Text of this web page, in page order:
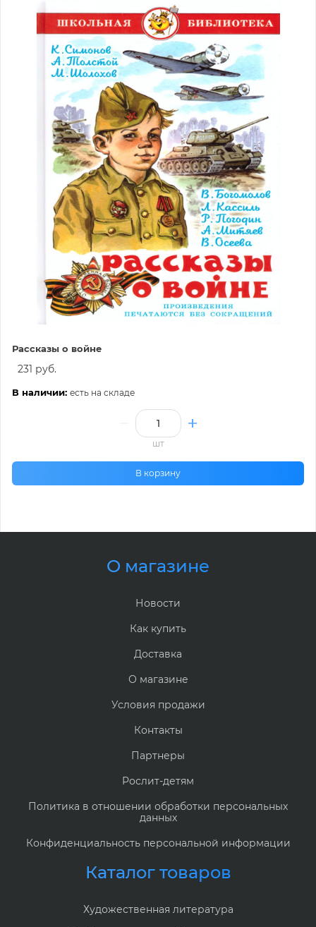
Рассказы о войне
231 руб.
В наличии: есть на складе
шт
В корзину
О магазине
Новости
Как купить
Доставка
О магазине
Условия продажи
Контакты
Партнеры
Рослит-детям
Политика в отношении обработки персональных
данных
Конфиденциальность персональной информации
Каталог товаров
Художественная литература